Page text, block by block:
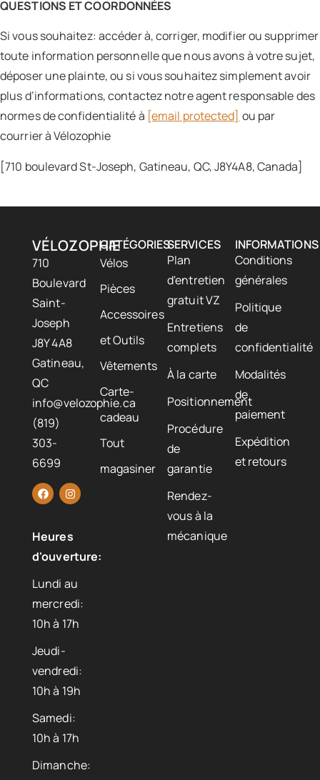
QUESTIONS ET COORDONNÉES
Si vous souhaitez: accéder à, corriger, modifier ou supprimer
toute information personnelle que nous avons à votre sujet,
déposer une plainte, ou si vous souhaitez simplement avoir
plus d’informations, contactez notre agent responsable des
normes de confidentialité à [email protected] ou par
courrier à Vélozophie
[710 boulevard St-Joseph, Gatineau, QC, J8Y4A8, Canada]
VÉLOZOPHIE
710
Boulevard
Saint-
Joseph
J8Y 4A8
Gatineau,
QC
info@velozophie.ca
(819)
303-
6699
Heures
d'ouverture:
Lundi au
mercredi:
10h à 17h
Jeudi-
vendredi:
10h à 19h
Samedi:
10h à 17h
Dimanche:
CATÉGORIES
Vélos
Pièces
Accessoires
et Outils
Vêtements
Carte-
cadeau
Tout
magasiner
SERVICES
Plan
d'entretien
gratuit VZ
Entretiens
complets
À la carte
Positionnement
Procédure
de
garantie
Rendez-
vous à la
mécanique
INFORMATIONS
Conditions
générales
Politique
de
confidentialité
Modalités
de
paiement
Expédition
et retours